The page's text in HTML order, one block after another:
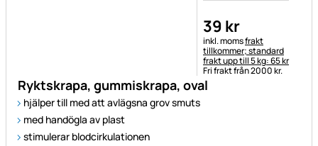
Ryktskrapa, gummiskrapa, oval
hjälper till med att avlägsna grov smuts
med handögla av plast
stimulerar blodcirkulationen
39 kr
Skatteinformation:
inkl. momsfrakt
tillkommer; standard
frakt upp till 5 kg: 65 kr
Fri frakt från 2000 kr.